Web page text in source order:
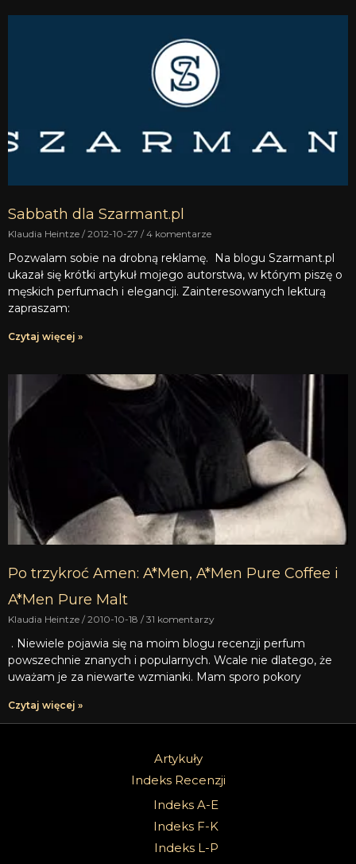
Sabbath dla Szarmant.pl
Klaudia Heintze 2012-10-27 4 komentarze
Pozwalam sobie na drobną reklamę. Na blogu Szarmant.pl
ukazał się krótki artykuł mojego autorstwa, w którym piszę o
męskich perfumach i elegancji. Zainteresowanych lekturą
zapraszam:
Czytaj więcej »
Po trzykroć Amen: A*Men, A*Men Pure Coffee i
A*Men Pure Malt
Klaudia Heintze 2010-10-18 31 komentarzy
. Niewiele pojawia się na moim blogu recenzji perfum
powszechnie znanych i popularnych. Wcale nie dlatego, że
uważam je za niewarte wzmianki. Mam sporo pokory
Czytaj więcej »
Artykuły
Indeks Recenzji
Indeks A-E
Indeks F-K
Indeks L-P